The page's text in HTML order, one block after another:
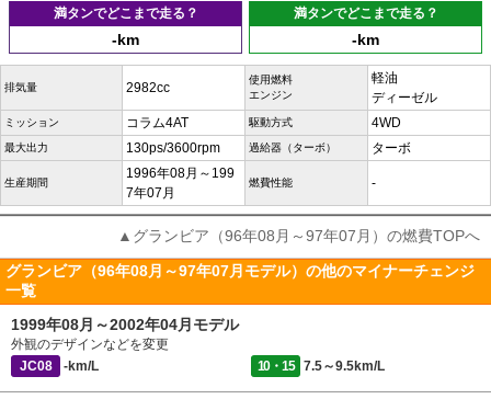
満タンでどこまで走る？
-km
満タンでどこまで走る？
-km
排気量 2982cc
使用燃料
エンジン
軽油
ディーゼル
ミッション コラム4AT 駆動方式 4WD
最大出力 130ps/3600rpm 過給器（ターボ） ターボ
生産期間
1996年08月～199
7年07月
燃費性能 -
▲グランビア（96年08月～97年07月）の燃費TOPへ
グランビア（96年08月～97年07月モデル）の他のマイナーチェンジ
一覧
1999年08月～2002年04月モデル
外観のデザインなどを変更
JC08
-km/L 10・15 7.5～9.5km/L